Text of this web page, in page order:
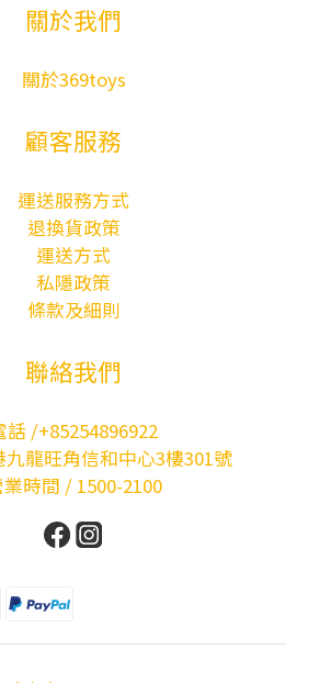
關於我們
關於369toys
顧客服務
運送服務方式
退換貨政策
運送方式
私隱政策
條款及細則
聯絡我們
話 /+85254896922
龍旺角信和中心3樓301號
時間 / 1500-2100